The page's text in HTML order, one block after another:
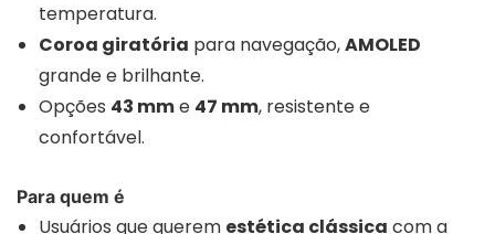
temperatura.
Coroa giratória para navegação,AMOLED
grande e brilhante.
Opções 43 mme 47 mm, resistente e
confortável.
Para quem é
Usuários que querem estética clássica com a